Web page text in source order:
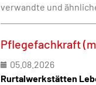
verwandte und
Pflegefachkraft
05.08.2026
Rurtalwerkstätten